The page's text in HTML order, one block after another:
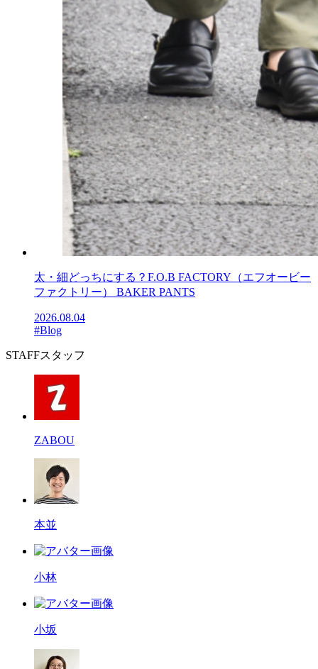
太・細どっちにする？F.O.B FACTORY（エフオービー
ファクトリー） BAKER PANTS
2026.08.04
#Blog
STAFFスタッフ
ZABOU
本並
小林
小坂